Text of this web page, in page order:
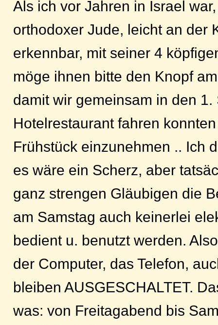
Als ich vor Jahren in Israel
orthodoxer Jude, leicht an der
erkennbar, mit seiner 4
möge ihnen bitte den Knopf
damit wir gemeinsam in den 1.
Hotelrestaurant fahren
Frühstück einzunehmen .. Ich
es wäre ein Scherz, aber
ganz strengen Gläubigen die
am Samstag auch keinerlei
bedient u. benutzt werden.
der Computer, das Telefon,
bleiben AUSGESCHALTET.
was: von Freitagabend bis